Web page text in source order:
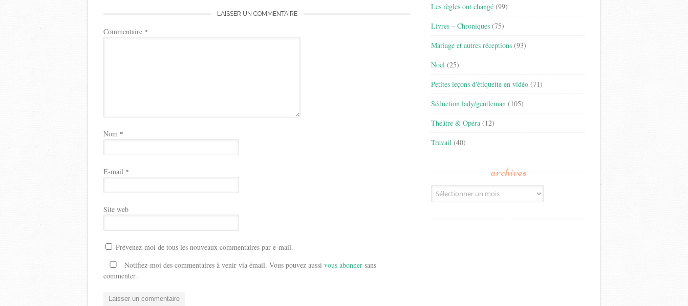
LAISSER UN COMMENTAIRE
Commentaire *
Nom *
E-mail *
Site web
Prévenez-moi de tous les nouveaux commentaires par e-mail.
Notifiez-moi des commentaires à venir via émail. Vous pouvez aussi vous abonner sans
commenter.
Les règles ont changé (99)
Livres – Chroniques (75)
Mariage et autres réceptions (93)
Noël (25)
Petites leçons d'étiquette en vidéo (71)
Séduction lady/gentleman (105)
Théâtre & Opéra (12)
Travail (40)
archives
Archives